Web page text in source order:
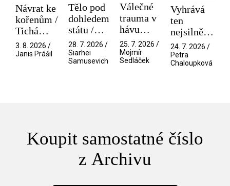
Návrat ke
kořenům /
Tichá
přítelkyně
3. 8. 2026 /
Janis Prášil
Tělo pod
dohledem
státu /
Pramen
28. 7. 2026 /
Siarhei
Samusevich
Válečné
trauma v
hávu
spektáklu
/ Odyssea
25. 7. 2026 /
Mojmír
Sedláček
Vyhrává
ten
nejsilnější
/ V nitru
manosféry
24. 7. 2026 /
Petra
Chaloupková
Koupit samostatné číslo
z Archivu